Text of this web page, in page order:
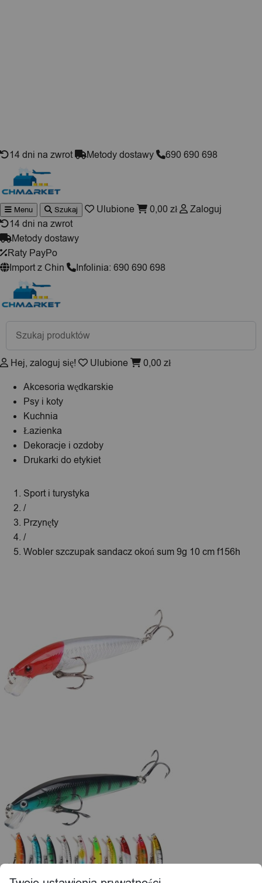
14 dni na zwrot Metody dostawy 690 690 698
Wyszukiwarka
produktów
Menu Szukaj Ulubione 0,00 zł
Zaloguj
14 dni na zwrot
Metody dostawy
Raty PayPo
Import z Chin
Infolinia: 690 690 698
Wyszukiwarka
produktów
Hej, zaloguj się! Ulubione 0,00 zł
Akcesoria wędkarskie
Psy i koty
Kuchnia
Łazienka
Dekoracje i ozdoby
Drukarki do etykiet
Sport i turystyka
/
Przynęty
/
Wobler szczupak sandacz okoń sum 9g 10 cm f156h